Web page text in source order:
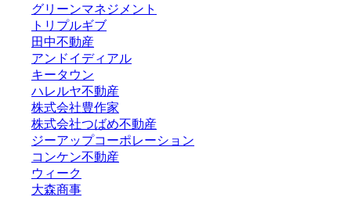
グリーンマネジメント
トリプルギブ
田中不動産
アンドイディアル
キータウン
ハレルヤ不動産
株式会社豊作家
株式会社つばめ不動産
ジーアップコーポレーション
コンケン不動産
ウィーク
大森商事